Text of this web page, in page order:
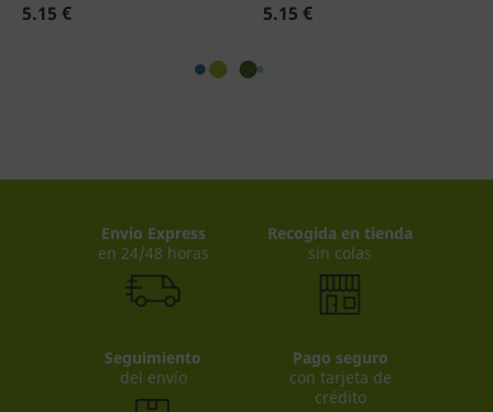
5.15 €
5.15 €
Envio Express
en 24/48 horas
Recogida en tienda
sin colas
Seguimiento
del envío
Pago seguro
con tarjeta de
crédito